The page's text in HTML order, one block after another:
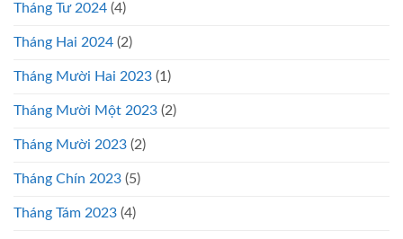
Tháng Tư 2024 (4)
Tháng Hai 2024 (2)
Tháng Mười Hai 2023 (1)
Tháng Mười Một 2023 (2)
Tháng Mười 2023 (2)
Tháng Chín 2023 (5)
Tháng Tám 2023 (4)